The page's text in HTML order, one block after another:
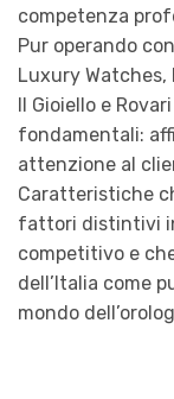
competenza
Pur operando
Luxury Watches,
Il Gioiello e
fondamentali:
attenzione al
Caratteristiche
fattori distintivi
competitivo e
dell’Italia come
mondo